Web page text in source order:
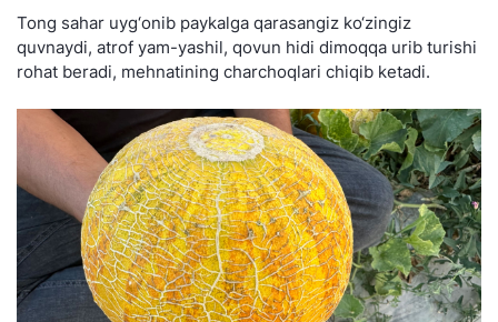
Tong sahar uyg‘onib paykalga qarasangiz ko‘zingiz
quvnaydi, atrof yam-yashil, qovun hidi dimoqqa urib turishi
rohat beradi, mehnatining charchoqlari chiqib ketadi.